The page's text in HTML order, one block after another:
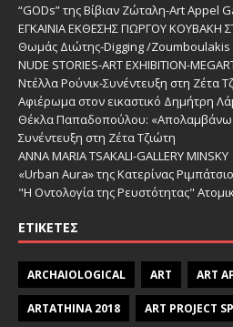
“GODs” της Βίβιαν Ζώταλη-Art Appel
ΕΓΚΑΙΝΙΑ ΕΚΘΕΣΗΣ ΓΙΩΡΓΟΥ ΚΟΥΒΑΚΗ
Θωμάς Διώτης-Digging /
NUDE STORIES-ΑRT EXHIBITION-
Ντέλλα Ρούνικ-Συνέντευξη στη Ζέτα
Αφιέρωμα στον εικαστικό Δημήτρη
Θέκλα Παπαδοπούλου: «Απολαμβάνω
Συνέντευξη στη Ζέτα Τζιώτη
ANNA MARIA TSAKALI-GALLERY MINSKY
«Urban Aura» της Κατερίνας
"Η Οντολογία της Ρευστότητας"
ΕΤΙΚΈΤΕΣ
ARCHAIOLOGICAL ART ART
ARTATHINA 2018 ART PROJECT